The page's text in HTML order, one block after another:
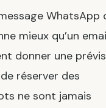
WhatsApp
mieux qu’un
donner une
réserver des
ne sont jamais